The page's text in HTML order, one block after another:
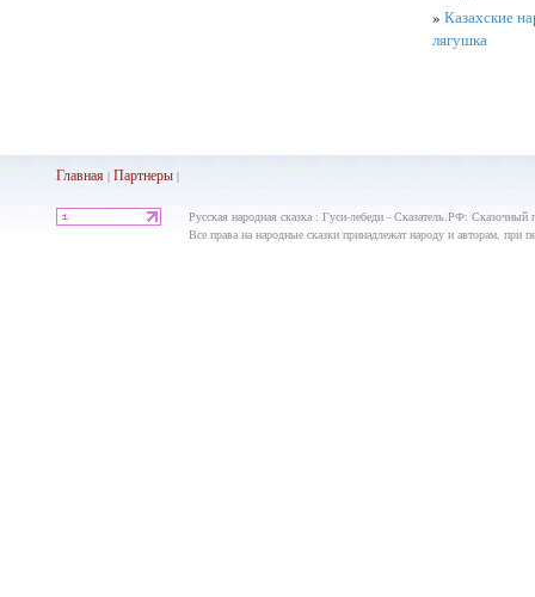
» Казахские
лягушка
Главная| Партнеры|
Русская народная сказка : Гуси-лебеди - Сказатель.РФ: Сказочный
Все права на народные сказки принадлежат народу и авторам, при